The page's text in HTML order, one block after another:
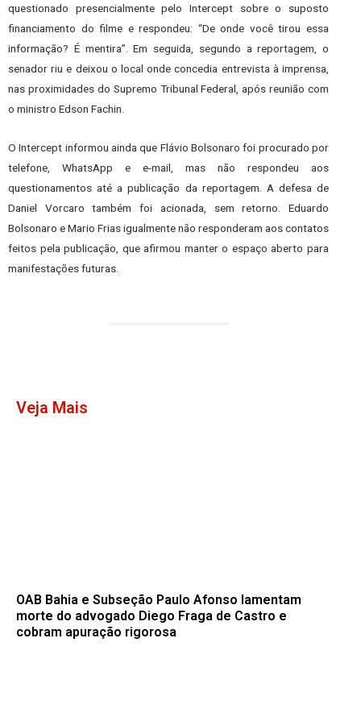
questionado presencialmente pelo Intercept sobre o suposto
financiamento do filme e respondeu: “De onde você tirou essa
informação? É mentira”. Em seguida, segundo a reportagem, o
senador riu e deixou o local onde concedia entrevista à imprensa,
nas proximidades do Supremo Tribunal Federal, após reunião com
o ministro Edson Fachin.
O Intercept informou ainda que Flávio Bolsonaro foi procurado por
telefone, WhatsApp e e-mail, mas não respondeu aos
questionamentos até a publicação da reportagem. A defesa de
Daniel Vorcaro também foi acionada, sem retorno. Eduardo
Bolsonaro e Mario Frias igualmente não responderam aos contatos
feitos pela publicação, que afirmou manter o espaço aberto para
manifestações futuras.
Veja Mais
OAB Bahia e Subseção Paulo Afonso lamentam
morte do advogado Diego Fraga de Castro e
cobram apuração rigorosa